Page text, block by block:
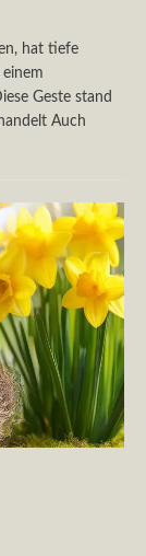
hat tiefe
Geste stand
Auch